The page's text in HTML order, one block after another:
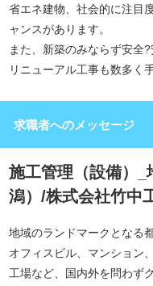
省エネ建物、社会的に注目
ャンスがあります。
また、新築のみならず安全
リニューアル工事も数多く
求職者へのメッセージ
施工管理（設備）_
潟）/株式会社竹中
地域のランドマークとなる
オフィスビル、マンション
工場など、国内外を問わず